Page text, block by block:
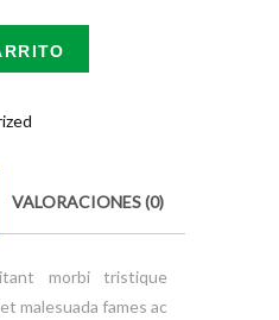
VALORACIONES (0)
morbi tristique
malesuada fames ac